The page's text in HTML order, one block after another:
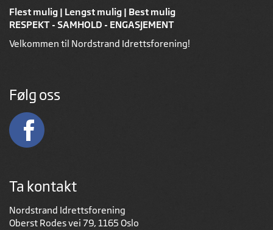
Flest mulig | Lengst mulig | Best mulig
RESPEKT - SAMHOLD - ENGASJEMENT
Velkommen til Nordstrand Idrettsforening!
Følg oss
Ta kontakt
Nordstrand Idrettsforening
Oberst Rodes vei 79, 1165 Oslo